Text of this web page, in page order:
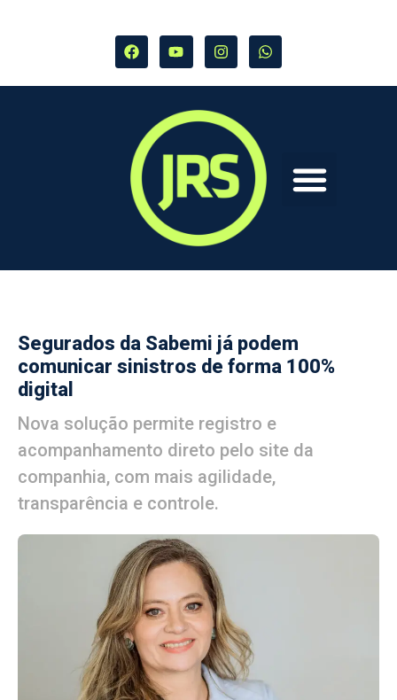
Segurados da Sabemi já podem
comunicar sinistros de forma 100%
digital
Nova solução permite registro e
acompanhamento direto pelo site da
companhia, com mais agilidade,
transparência e controle.